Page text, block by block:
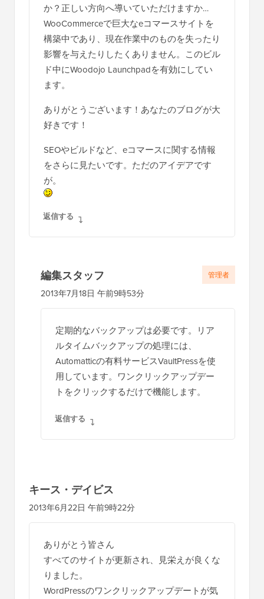
か？正しい方向へ導いていただけますか…
WooCommerceで巨大なeコマースサイトを
構築中であり、現在作業中のものを失ったり
影響を与えたりしたくありません。このビル
ド中にWoodojo Launchpadを有効にしてい
ます。
ありがとうございます！あなたのブログが大
好きです！
SEOやビルドなど、eコマースに関する情報
をさらに見たいです。ただのアイデアです
が。
返信する
編集スタッフ
2013年7月18日 午前9時53分
定期的なバックアップは必要です。リア
ルタイムバックアップの処理には、
Automatticの有料サービスVaultPressを使
用しています。ワンクリックアップデー
トをクリックするだけで機能します。
返信する
管理者
キース・デイビス
2013年6月22日 午前9時22分
ありがとう皆さん
すべてのサイトが更新され、見栄えが良くな
りました。
WordPressのワンクリックアップデートが気